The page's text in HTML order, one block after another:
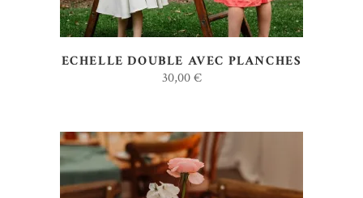
ECHELLE DOUBLE AVEC PLANCHES
30,00€